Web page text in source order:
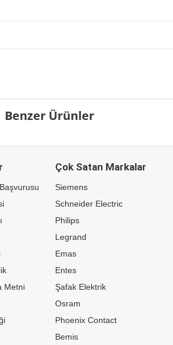
Benzer Ürünler
Metni
Çok Satan Markalar
Siemens
Schneider Electric
Philips
Legrand
Emas
Entes
Şafak Elektrik
Osram
Phoenix Contact
Bemis